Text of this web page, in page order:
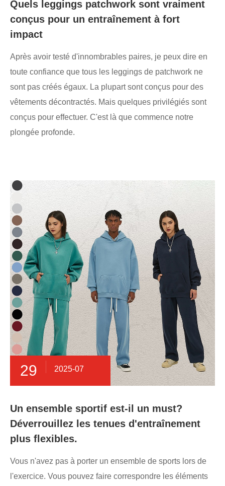
Quels leggings patchwork sont vraiment
conçus pour un entraînement à fort
impact
Après avoir testé d'innombrables paires, je peux dire en
toute confiance que tous les leggings de patchwork ne
sont pas créés égaux. La plupart sont conçus pour des
vêtements décontractés. Mais quelques privilégiés sont
conçus pour effectuer. C'est là que commence notre
plongée profonde.
29 2025-07
Un ensemble sportif est-il un must?
Déverrouillez les tenues d'entraînement
plus flexibles.
Vous n'avez pas à porter un ensemble de sports lors de
l'exercice. Vous pouvez faire correspondre les éléments